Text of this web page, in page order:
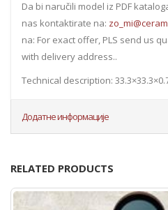
Da bi naručili model iz PDF
nas kontaktirate na:
na: For exact offer, PLS send us
with delivery address..
Technical description:
Додатне информације
RELATED PRODUCTS